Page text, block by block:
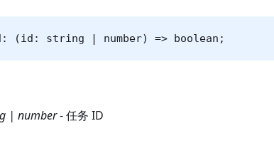
(id: string | number) => boolean;
| number- 任务 ID